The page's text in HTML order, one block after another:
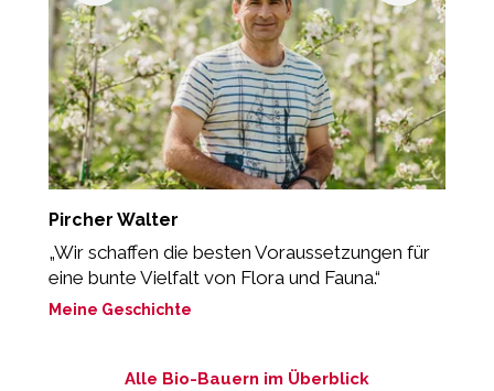
Pircher Walter
„Wir schaffen die besten Voraussetzungen für
eine bunte Vielfalt von Flora und Fauna.“
Meine Geschichte
Alle Bio-Bauern im Überblick